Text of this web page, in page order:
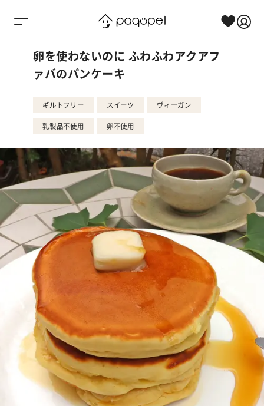
卵を使わないのに ふわふわアクアフ
ァバのパンケーキ
ギルトフリー スイーツ ヴィーガン
乳製品不使用 卵不使用